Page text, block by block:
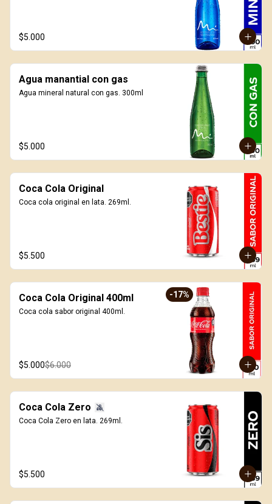
$5.000
Agua manantial con gas
Agua mineral natural con gas. 300ml
$5.000
Coca Cola Original
Coca cola original en lata. 269ml.
$5.500
-17%
Coca Cola Original 400ml
Coca cola sabor original 400ml.
$5.000$6.000
Coca Cola Zero
Coca Cola Zero en lata. 269ml.
$5.500